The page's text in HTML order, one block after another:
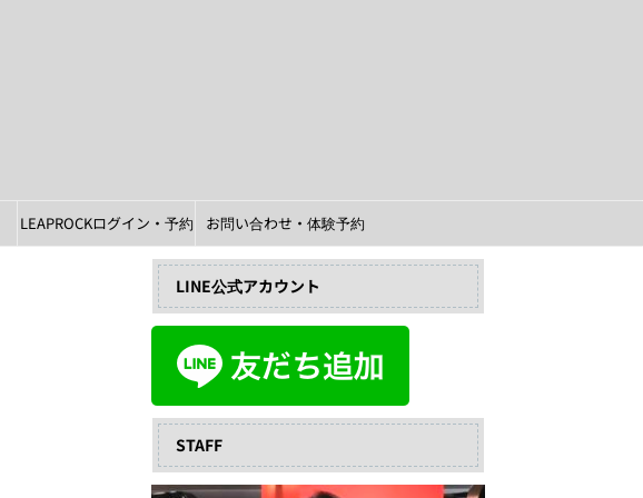
LEAPROCKログイン・予約 お問い合わせ・体験予約
LINE公式アカウント
STAFF